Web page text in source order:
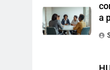
a